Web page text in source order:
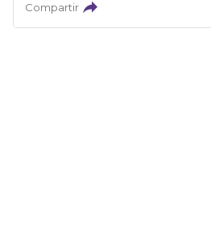
Compartir